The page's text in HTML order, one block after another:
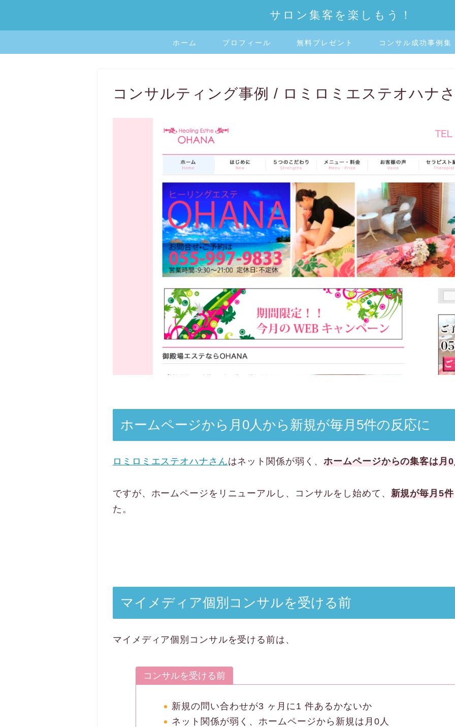
サロン集客を楽しもう！
ホーム プロフィール 無料プレゼント コンサル成功事例集
コンサルティング事例 / ロミロミエステオハナ
ホームページから月0人から新規が毎月5件の反応に
ロミロミエステオハナさんはネット関係が弱く、ホームページからの集客は月0
ですが、ホームページをリニューアルし、コンサルをし始めて、 新規が毎月5件
た。
マイメディア個別コンサルを受ける前
マイメディア個別コンサルを受ける前は、
コンサルを受ける前
新規の問い合わせが3 ヶ月に1 件あるかないか
ネット関係が弱く、ホームページから新規は月0人